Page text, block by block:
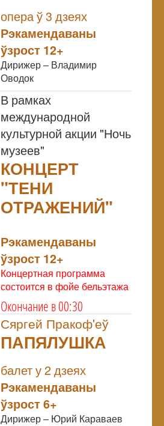
опера ў 3 дзеях
Рэкамендаваны
ўзрост 12+
Дирижер – Владимир
Оводок
В рамках
международной
культурной акции "Ночь
музеев"
КОНЦЕРТ
"ТЕНИ
ОТРАЖЕНИЙ"
Рэкамендаваны
ўзрост 12+
Концертная программа
состоится в фойе бельэтажа
Окончание в 00:30
Сяргей Пракоф'еў
ПАПЯЛУШКА
балет у 2 дзеях
Рэкамендаваны
ўзрост 6+
Дирижер – Юрий Караваев